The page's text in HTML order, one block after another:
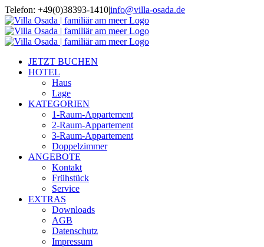
Zum
Inhalt
springen
Telefon: +49(0)38393-1410|info@villa-osada.de
JETZT BUCHEN
HOTEL
Haus
Lage
KATEGORIEN
1-Raum-Appartement
2-Raum-Appartement
3-Raum-Appartement
Doppelzimmer
ANGEBOTE
Kontakt
Frühstück
Service
EXTRAS
Downloads
AGB
Datenschutz
Impressum